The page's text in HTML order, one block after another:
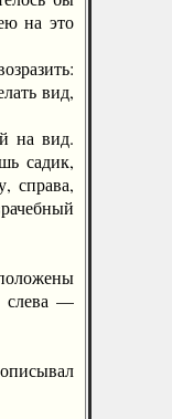
на это
вид,
вид.
садик,
справа,
слева —